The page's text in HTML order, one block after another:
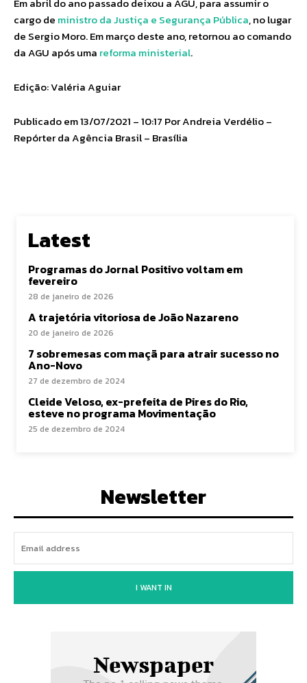
cargo de ministro da Justiça e Segurança Pública, no lugar
de Sergio Moro. Em março deste ano, retornou ao comando
da AGU após uma reforma ministerial.
Edição: Valéria Aguiar
Publicado em 13/07/2021 – 10:17 Por Andreia Verdélio –
Repórter da Agência Brasil – Brasília
Latest
Programas do Jornal Positivo voltam em
fevereiro
28 de janeiro de 2026
A trajetória vitoriosa de João Nazareno
20 de janeiro de 2026
7 sobremesas com maçã para atrair sucesso no
Ano-Novo
27 de dezembro de 2024
Cleide Veloso, ex-prefeita de Pires do Rio,
esteve no programa Movimentação
25 de dezembro de 2024
Newsletter
I WANT IN